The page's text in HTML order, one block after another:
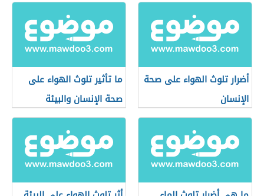
أضرار تلوث الهواء على صحة
الإنسان
ما تأثير تلوث الهواء على
صحة الإنسان والبيئة